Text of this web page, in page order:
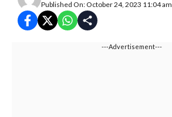
Published On: October 24, 2023 11:04 am
---Advertisement---